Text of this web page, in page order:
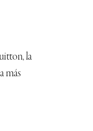
la
más